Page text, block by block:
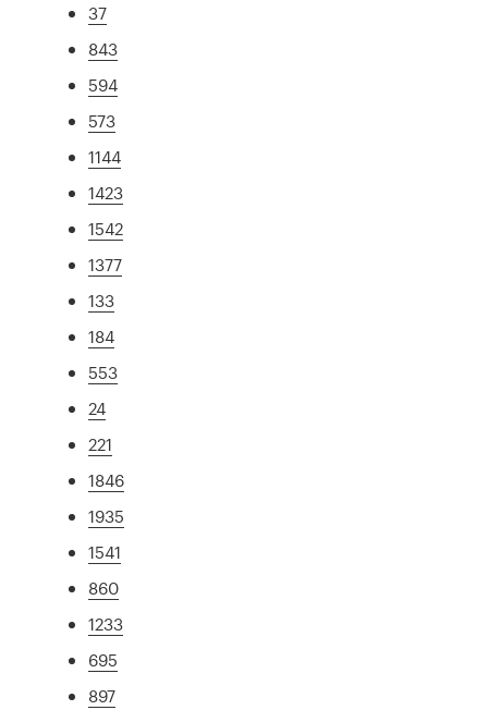
37
843
594
573
1144
1423
1542
1377
133
184
553
24
221
1846
1935
1541
860
1233
695
897